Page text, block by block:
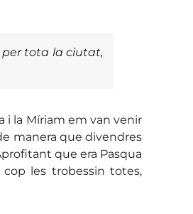
tota la ciutat,
i la Míriam em van venir
manera que divendres
que era Pasqua
les trobessin totes,